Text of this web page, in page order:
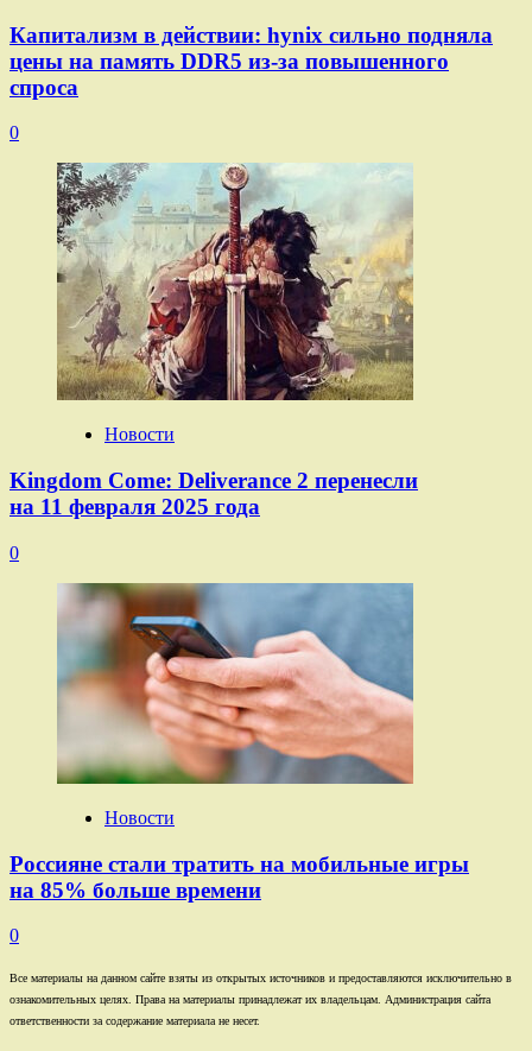
Капитализм в действии: hynix сильно подняла
цены на память DDR5 из-за повышенного
спроса
0
Новости
Kingdom Come: Deliverance 2 перенесли
на 11 февраля 2025 года
0
Новости
Россияне стали тратить на мобильные игры
на 85% больше времени
0
Все материалы на данном сайте взяты из открытых источников и предоставляются исключительно в
ознакомительных целях. Права на материалы принадлежат их владельцам. Администрация сайта
ответственности за содержание материала не несет.